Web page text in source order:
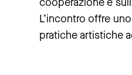
L’incontro offre
pratiche artistiche